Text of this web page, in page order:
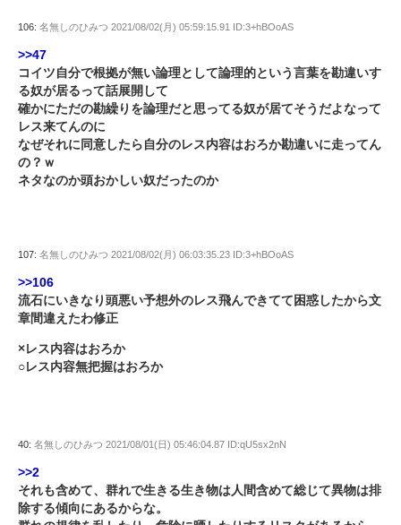
106: 名無しのひみつ 2021/08/02(月) 05:59:15.91 ID:3+hBOoAS
>>47
コイツ自分で根拠が無い論理として論理的という言葉を勘違いす
る奴が居るって話展開して
確かにただの勘繰りを論理だと思ってる奴が居てそうだよなって
レス来てんのに
なぜそれに同意したら自分のレス内容はおろか勘違いに走ってん
の？ｗ
ネタなのか頭おかしい奴だったのか
107: 名無しのひみつ 2021/08/02(月) 06:03:35.23 ID:3+hBOoAS
>>106
流石にいきなり頭悪い予想外のレス飛んできてて困惑したから文
章間違えたわ修正
×レス内容はおろか
○レス内容無把握はおろか
40: 名無しのひみつ 2021/08/01(日) 05:46:04.87 ID:qU5sx2nN
>>2
それも含めて、群れで生きる生き物は人間含めて総じて異物は排
除する傾向にあるからな。